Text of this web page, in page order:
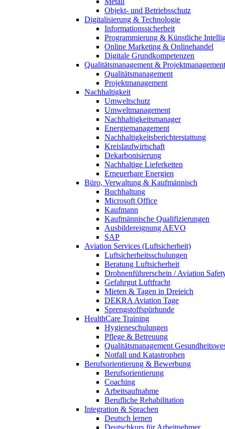
Objekt- und Betriebsschutz
Digitalisierung & Technologie
Informationssicherheit
Programmierung & Künstliche
Online Marketing & Onlinehandel
Digitale Grundkompetenzen
Qualitätsmanagement & Projektmanagement
Qualitätsmanagement
Projektmanagement
Nachhaltigkeit
Umweltschutz
Umweltmanagement
Nachhaltigkeitsmanager
Energiemanagement
Nachhaltigkeitsberichterstattung
Kreislaufwirtschaft
Dekarbonisierung
Nachhaltige Lieferketten
Erneuerbare Energien
Büro, Verwaltung & Kaufmännisch
Buchhaltung
Microsoft Office
Kaufmann
Kaufmännische Qualifizierungen
Ausbildereignung AEVO
SAP
Aviation Services (Luftsicherheit)
Luftsicherheitsschulungen
Beratung Luftsicherheit
Drohnenführerschein / Aviation
Gefahrgut Luftfracht
Mieten & Tagen in Dreieich
DEKRA Aviation Tage
Sprengstoffspürhunde
HealthCare Training
Hygieneschulungen
Pflege & Betreuung
Qualitätsmanagement
Notfall und Katastrophen
Berufsorientierung & Bewerbung
Berufsorientierung
Coaching
Arbeitsaufnahme
Berufliche Rehabilitation
Integration & Sprachen
Deutsch lernen
Deutschkurs für Arbeitnehmer